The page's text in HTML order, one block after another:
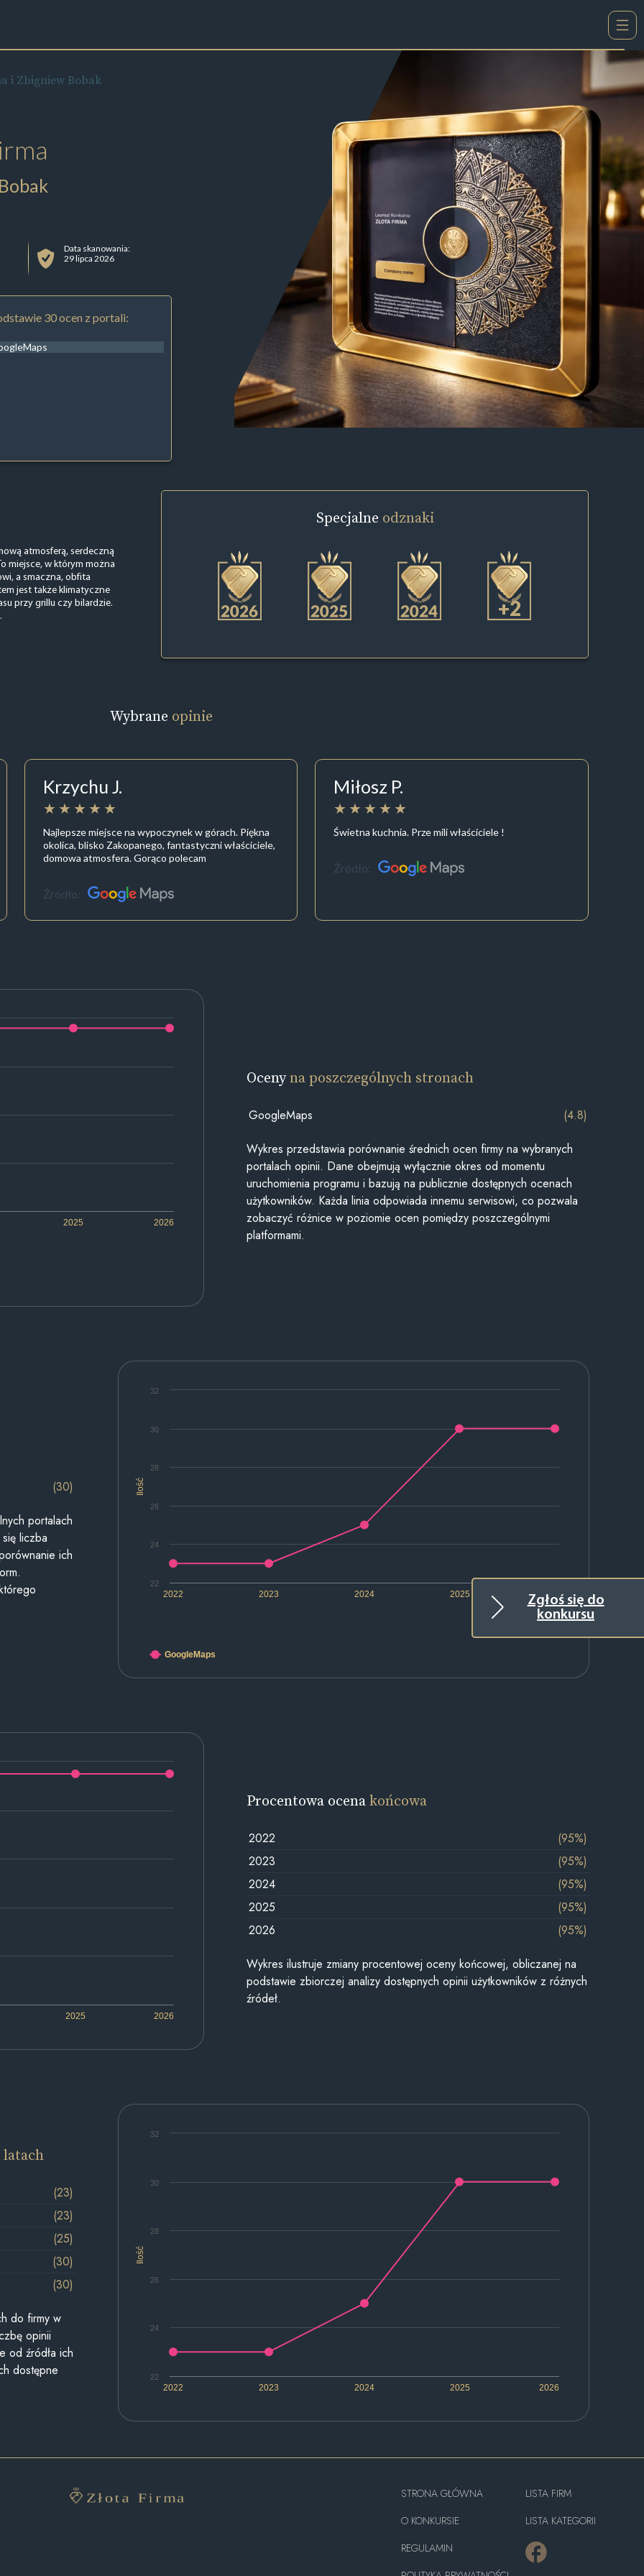
Zgłoś się do
konkursu
i Zbigniew Bobak
Data skanowania:
29 lipca 2026
30 ocen z portali:
atmosferą, serdeczną
miejsce, w którym można
a smaczna, obfita
jest także klimatyczne
przy grillu czy bilardzie.
Specjalne odznaki
+2
Wybrane opinie
Krzychu J.
Najlepsze miejsce na wypoczynek w górach. Piękna
okolica, blisko Zakopanego, fantastyczni właściciele,
domowa atmosfera. Gorąco polecam
Źródło:
Miłosz P.
Świetna kuchnia. Prze mili właściciele !
Źródło:
2025 2026
Ocenyna poszczególnych stronach
GoogleMaps (4.8)
Wykres przedstawia porównanie średnich ocen firmy na wybranych
portalach opinii. Dane obejmują wyłącznie okres od momentu
uruchomienia programu i bazują na publicznie dostępnych ocenach
użytkowników. Każda linia odpowiada innemu serwisowi, co pozwala
zobaczyć różnice w poziomie ocen pomiędzy poszczególnymi
platformami.
Ilość
2022 2023 2024 2025 2026
22
24
26
28
30
32
GoogleMaps
(30)
portalach
liczba
ich
2025 2026
Procentowa ocenakońcowa
2022
(95%)
2023
(95%)
2024
(95%)
2025
(95%)
2026
(95%)
Wykres ilustruje zmiany procentowej oceny końcowej, obliczanej na
podstawie zbiorczej analizy dostępnych opinii użytkowników z różnych
źródeł.
Ilość
2022 2023 2024 2025 2026
22
24
26
28
30
32
latach
(23)
(23)
(25)
(30)
(30)
do firmy w
opinii
od źródła ich
dostępne
STRONA GŁÓWNA
O KONKURSIE
REGULAMIN
LISTA FIRM
LISTA KATEGORII